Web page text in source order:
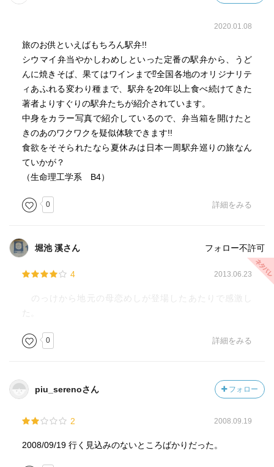
2020.01.08
旅のお供といえばもちろん駅弁!!
シウマイ弁当やかしわめしといった定番の駅弁から、うど
んに焼きそば、果てはワインまで⁉全国各地のオリジナリテ
ィあふれる変わり種まで、駅弁を20年以上食べ続けてきた
著者よりすぐりの駅弁たちが紹介されています。
中身をカラー写真で紹介しているので、弁当箱を開けたと
きのあのワクワクを疑似体験できます!!
食欲をそそられたなら夏休みは日本一周駅弁巡りの旅なん
ていかが？
（生命理工学系 B4）
0 詳細をみる
堀池 溪さん フォロー不許可
4 2013.06.23
のっけから地元の母恋めしが登場したあたりで感激し
た。
0 詳細をみる
piu_serenoさん フォロー
2 2008.09.19
2008/09/19 行く見込みのないところばかりだった。